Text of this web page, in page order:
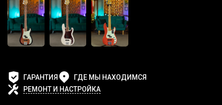
ГАРАНТИЯ
ГДЕ МЫ НАХОДИМСЯ
РЕМОНТ И НАСТРОЙКА